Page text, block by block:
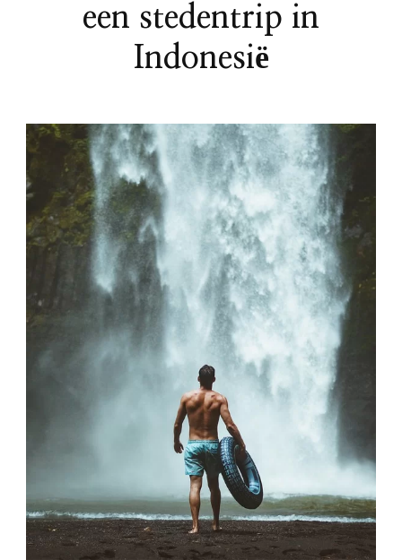
een stedentrip in
Indonesië